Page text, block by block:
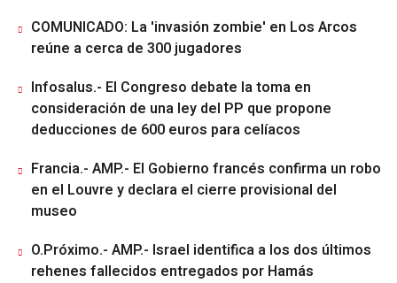
COMUNICADO: La 'invasión zombie' en Los Arcos
reúne a cerca de 300 jugadores
Infosalus.- El Congreso debate la toma en
consideración de una ley del PP que propone
deducciones de 600 euros para celíacos
Francia.- AMP.- El Gobierno francés confirma un robo
en el Louvre y declara el cierre provisional del
museo
O.Próximo.- AMP.- Israel identifica a los dos últimos
rehenes fallecidos entregados por Hamás